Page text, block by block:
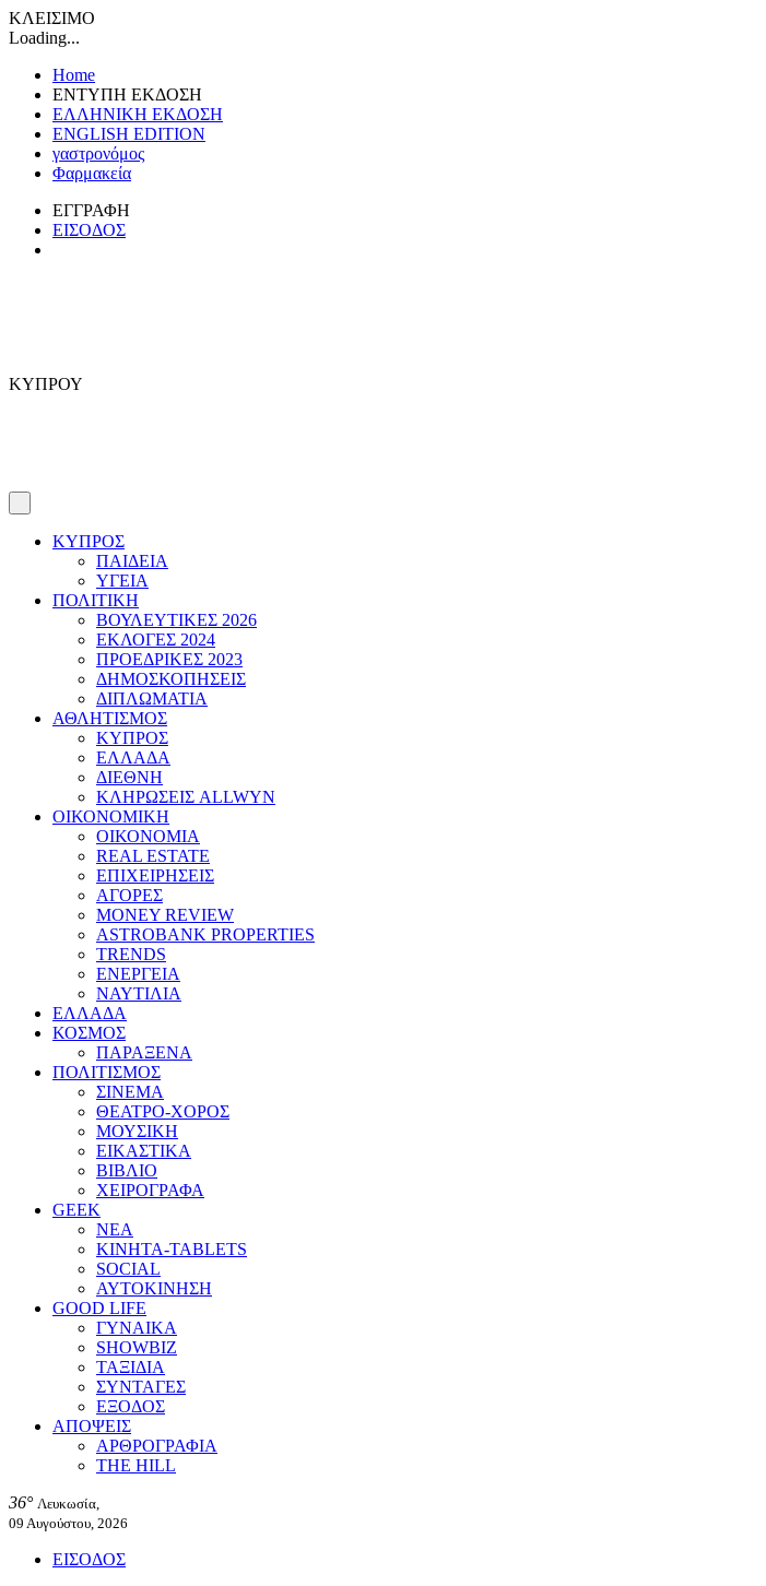
ΚΛΕΙΣΙΜΟ
Loading...
Home
ΕΝΤΥΠΗ ΕΚΔΟΣΗ
ΕΛΛΗΝΙΚΗ ΕΚΔΟΣΗ
ENGLISH EDITION
γαστρονόμος
Φαρμακεία
ΕΓΓΡΑΦΗ
ΕΙΣΟΔΟΣ
ΚΥΠΡΟΥ
ΚΥΠΡΟΣ
ΠΑΙΔΕΙΑ
ΥΓΕΙΑ
ΠΟΛΙΤΙΚΗ
ΒΟΥΛΕΥΤΙΚΕΣ 2026
ΕΚΛΟΓΕΣ 2024
ΠΡΟΕΔΡΙΚΕΣ 2023
ΔΗΜΟΣΚΟΠΗΣΕΙΣ
ΔΙΠΛΩΜΑΤΙΑ
ΑΘΛΗΤΙΣΜΟΣ
ΚΥΠΡΟΣ
ΕΛΛΑΔΑ
ΔΙΕΘΝΗ
ΚΛΗΡΩΣΕΙΣ ALLWYN
ΟΙΚΟΝΟΜΙΚΗ
ΟΙΚΟΝΟΜΙΑ
REAL ESTATE
ΕΠΙΧΕΙΡΗΣΕΙΣ
ΑΓΟΡΕΣ
MONEY REVIEW
ASTROBANK PROPERTIES
TRENDS
ΕΝΕΡΓΕΙΑ
ΝΑΥΤΙΛΙΑ
ΕΛΛΑΔΑ
ΚΟΣΜΟΣ
ΠΑΡΑΞΕΝΑ
ΠΟΛΙΤΙΣΜΟΣ
ΣΙΝΕΜΑ
ΘΕΑΤΡΟ-ΧΟΡΟΣ
ΜΟΥΣΙΚΗ
ΕΙΚΑΣΤΙΚΑ
ΒΙΒΛΙΟ
ΧΕΙΡΟΓΡΑΦΑ
GEEK
ΝΕΑ
ΚΙΝΗΤΑ-TABLETS
SOCIAL
ΑΥΤΟΚΙΝΗΣΗ
GOOD LIFE
ΓΥΝΑΙΚΑ
SHOWBIZ
ΤΑΞΙΔΙΑ
ΣΥΝΤΑΓΕΣ
ΕΞΟΔΟΣ
ΑΠΟΨΕΙΣ
ΑΡΘΡΟΓΡΑΦΙΑ
THE HILL
36° Λευκωσία,
09 Αυγούστου, 2026
ΕΙΣΟΔΟΣ